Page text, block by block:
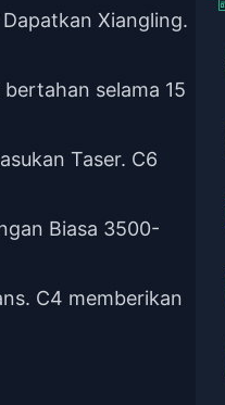
Xiangling.
selama 15
Taser. C6
Biasa 3500-
C4 memberikan